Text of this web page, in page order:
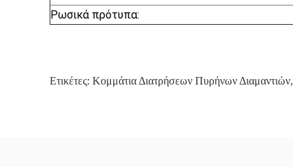
Ρωσικά πρότυπα:
Ετικέτες: Κομμάτια Διατρήσεων Πυρήνων Διαμαντιών,